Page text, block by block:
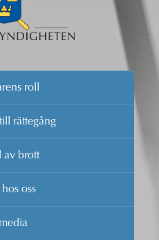
roll
rättegång
av brott
hos oss